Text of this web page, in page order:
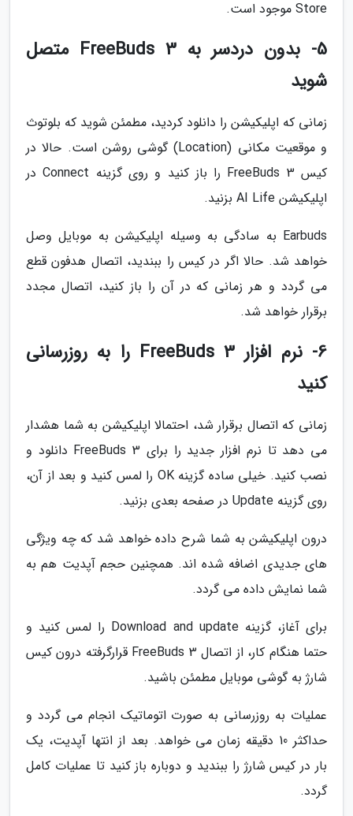
Store موجود است.
5- بدون دردسر به FreeBuds 3 متصل
شوید
زمانی که اپلیکیشن را دانلود کردید، مطمئن شوید که بلوتوث
و موقعیت مکانی (Location) گوشی روشن است. حالا در
کیس FreeBuds 3 را باز کنید و روی گزینه Connect در
اپلیکیشن AI Life بزنید.
Earbuds به سادگی به وسیله اپلیکیشن به موبایل وصل
خواهد شد. حالا اگر در کیس را ببندید، اتصال هدفون قطع
می گردد و هر زمانی که در آن را باز کنید، اتصال مجدد
برقرار خواهد شد.
6- نرم افزار FreeBuds 3 را به روزرسانی
کنید
زمانی که اتصال برقرار شد، احتمالا اپلیکیشن به شما هشدار
می دهد تا نرم افزار جدید را برای FreeBuds 3 دانلود و
نصب کنید. خیلی ساده گزینه OK را لمس کنید و بعد از آن،
روی گزینه Update در صفحه بعدی بزنید.
درون اپلیکیشن به شما شرح داده خواهد شد که چه ویژگی
های جدیدی اضافه شده اند. همچنین حجم آپدیت هم به
شما نمایش داده می گردد.
برای آغاز، گزینه Download and update را لمس کنید و
حتما هنگام کار، از اتصال FreeBuds 3 قرارگرفته درون کیس
شارژ به گوشی موبایل مطمئن باشید.
عملیات به روزرسانی به صورت اتوماتیک انجام می گردد و
حداکثر 10 دقیقه زمان می خواهد. بعد از انتها آپدیت، یک
بار در کیس شارژ را ببندید و دوباره باز کنید تا عملیات کامل
گردد.